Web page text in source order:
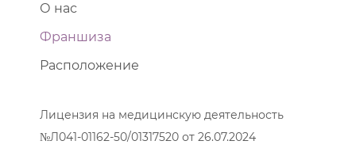
О нас
Франшиза
Расположение
Лицензия на медицинскую деятельность
№Л041-01162-50/01317520 от 26.07.2024